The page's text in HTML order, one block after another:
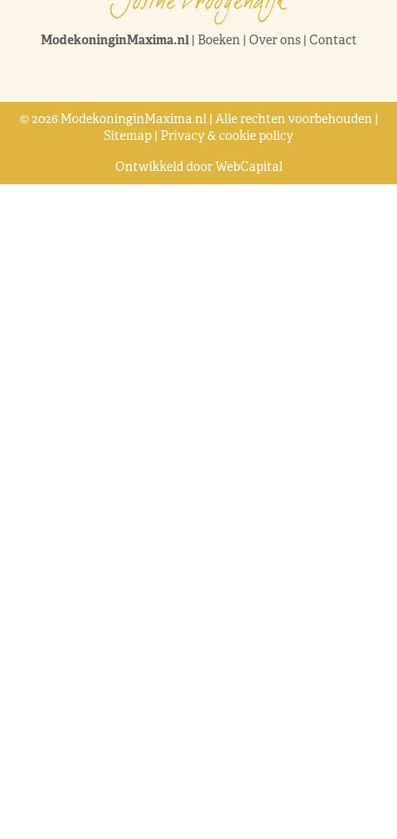
ModekoninginMaxima.nl| Boeken| Over ons| Contact
© 2026 ModekoninginMaxima.nl | Alle rechten voorbehouden |
Sitemap | Privacy & cookie policy
Ontwikkeld doorWebCapital